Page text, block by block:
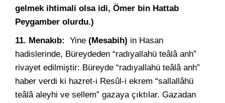
gelmek ihtimali olsa idi, Ömer bin Hattab
Peygamber olurdu.)
11. Menakıb:
Yine (Mesabih) in Hasan
hadislerinde, Büreydeden “radıyallahü teâlâ anh”
rivayet edilmiştir: Büreyde “radıyallahü teâlâ anh”
haber verdi ki hazret-i Resûl-i ekrem “sallallâhü
teâlâ aleyhi ve sellem” gazaya çıktılar. Gazadan